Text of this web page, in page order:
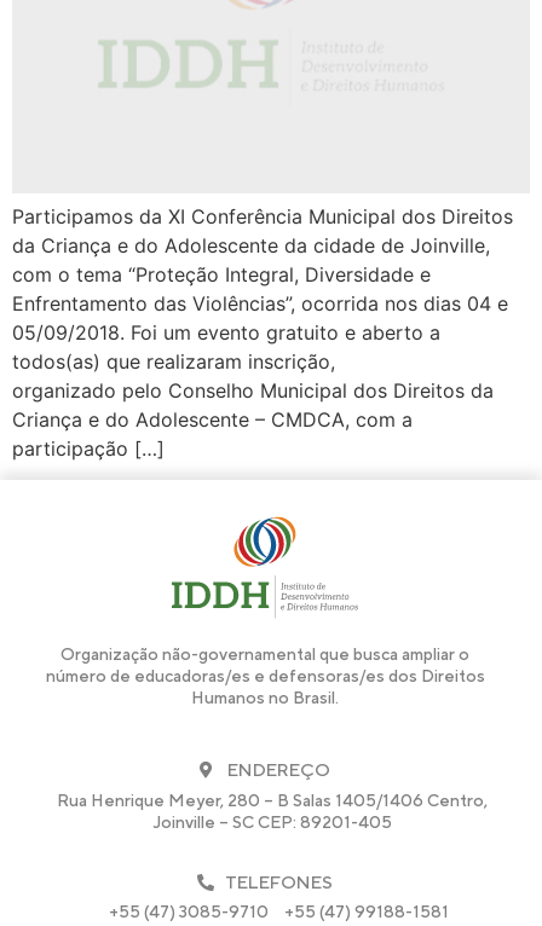
Participamos da XI Conferência Municipal dos Direitos
da Criança e do Adolescente da cidade de Joinville,
com o tema “Proteção Integral, Diversidade e
Enfrentamento das Violências”, ocorrida nos dias 04 e
05/09/2018. Foi um evento gratuito e aberto a
todos(as) que realizaram inscrição,
organizado pelo Conselho Municipal dos Direitos da
Criança e do Adolescente – CMDCA, com a
participação […]
Organização não-governamental que busca ampliar o
número de educadoras/es e defensoras/es dos Direitos
Humanos no Brasil.
ENDEREÇO
Rua Henrique Meyer, 280 – B Salas 1405/1406 Centro,
Joinville – SC CEP: 89201-405
TELEFONES
+55 (47) 3085-9710 +55 (47) 99188-1581